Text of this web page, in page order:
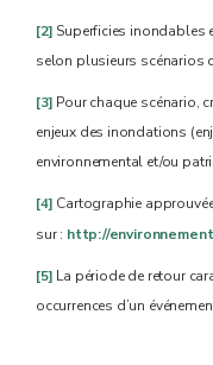
[2] Superficies inondables
selon plusieurs scénarios
[3] Pour chaque scénario,
enjeux des inondations
environnemental et/ou
[4] Cartographie
sur : http://
[5] La période de retour
occurrences d’un